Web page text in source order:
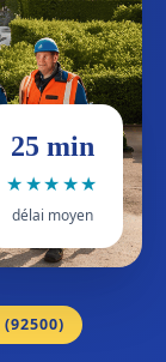
25 min
★★★★★
délai moyen